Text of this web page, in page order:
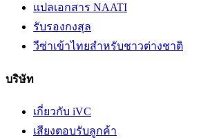
แปลเอกสาร NAATI
รับรองกงสุล
วีซ่าเข้าไทยสำหรับชาวต่างชาติ
บริษัท
เกี่ยวกับ iVC
เสียงตอบรับลูกค้า